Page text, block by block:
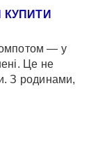
КУПИТИ
— у
Це не
З родинами,